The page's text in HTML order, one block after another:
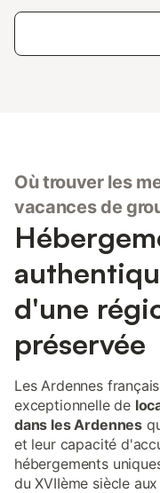
Où trouver les
vacances de
d'une
préservée
Les Ardennes
exceptionnelle de
dans les Ardennes
et leur capacité
hébergements
du XVIIème siècle